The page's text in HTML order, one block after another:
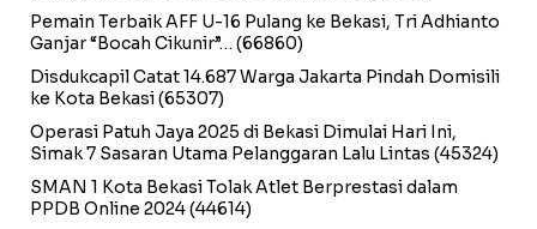
Pemain Terbaik AFF U-16 Pulang ke Bekasi, Tri Adhianto
Ganjar “Bocah Cikunir”… (66860)
Disdukcapil Catat 14.687 Warga Jakarta Pindah Domisili
ke Kota Bekasi(65307)
Operasi Patuh Jaya 2025 di Bekasi Dimulai Hari Ini,
Simak 7 Sasaran Utama Pelanggaran Lalu Lintas (45324)
SMAN 1 Kota Bekasi Tolak Atlet Berprestasi dalam
PPDB Online 2024(44614)